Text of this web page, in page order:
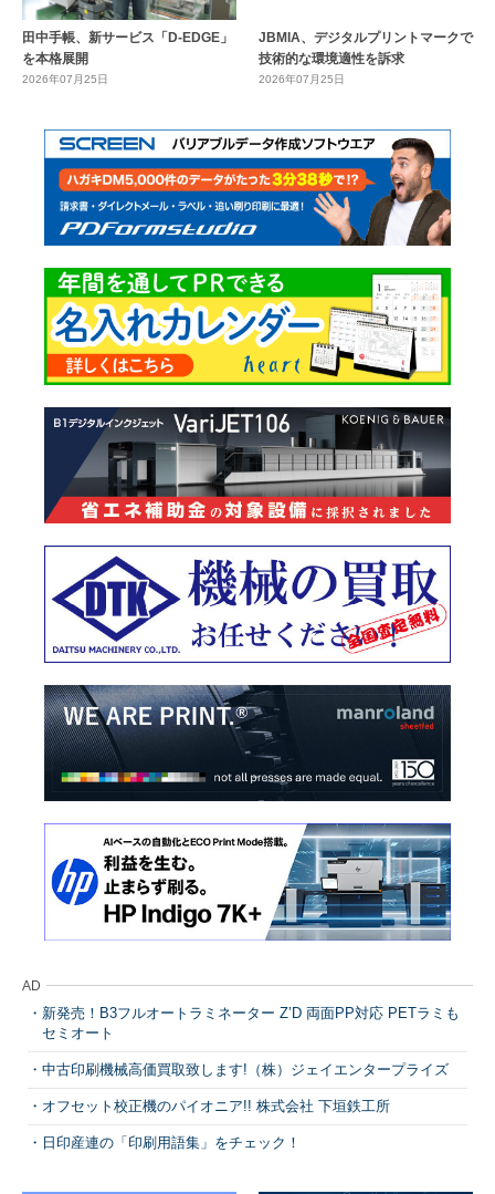
田中手帳、新サービス「D-EDGE」
を本格展開
2026年07月25日
JBMIA、デジタルプリントマークで
技術的な環境適性を訴求
2026年07月25日
AD
新発売！B3フルオートラミネーター Z’D 両面PP対応 PETラミも
セミオート
中古印刷機械高価買取致します!（株）ジェイエンタープライズ
オフセット校正機のパイオニア!! 株式会社 下垣鉄工所
日印産連の「印刷用語集」をチェック！